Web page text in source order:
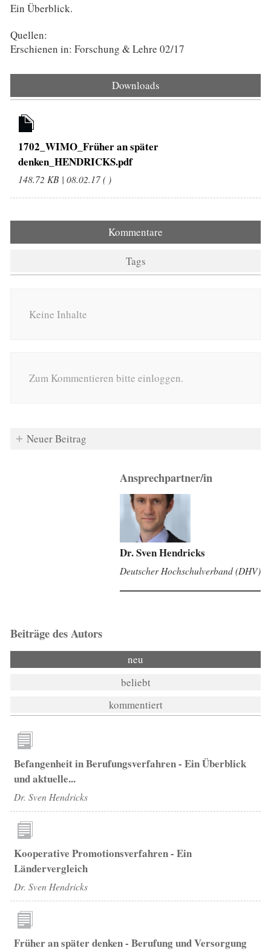
Ein Überblick.
Quellen:
Erschienen in: Forschung & Lehre 02/17
Downloads
1702_WIMO_Früher an später
denken_HENDRICKS.pdf
148.72 KB | 08.02.17 ( )
Kommentare
Tags
Keine Inhalte
Zum Kommentieren bitte einloggen.
Neuer Beitrag
Ansprechpartner/in
Dr. Sven Hendricks
Deutscher Hochschulverband (DHV)
Beiträge des Autors
neu
beliebt
kommentiert
Befangenheit in Berufungsverfahren - Ein Überblick
und aktuelle...
Dr. Sven Hendricks
Kooperative Promotionsverfahren - Ein
Ländervergleich
Dr. Sven Hendricks
Früher an später denken - Berufung und Versorgung